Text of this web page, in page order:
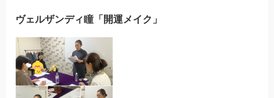
ヴェルザンディ瞳「開運メイク」